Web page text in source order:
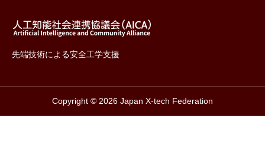
先端技術による安全工学支援
Copyright © 2026 Japan X-tech Federation